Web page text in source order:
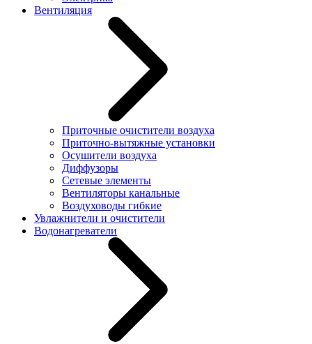
Вентиляция
Приточные очистители воздуха
Приточно-вытяжные установки
Осушители воздуха
Диффузоры
Сетевые элементы
Вентиляторы канальные
Воздуховоды гибкие
Увлажнители и очистители
Водонагреватели